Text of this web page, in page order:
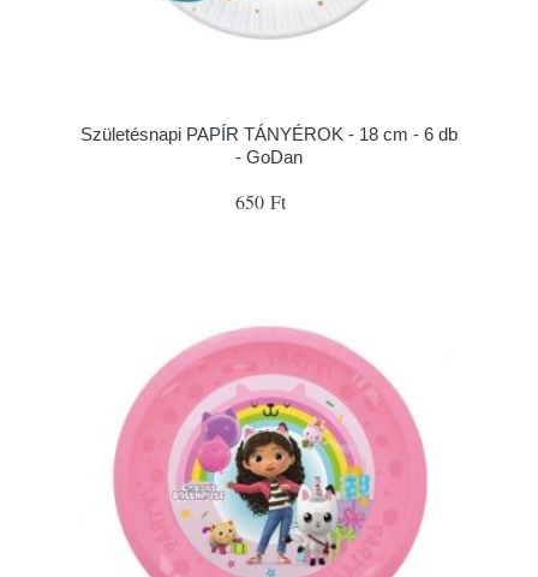
Születésnapi PAPÍR TÁNYÉROK - 18 cm - 6 db
- GoDan
650 Ft